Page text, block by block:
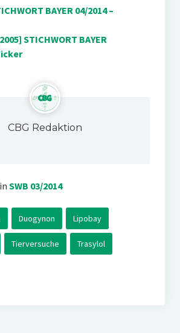
BAYER 04/2014 –
STICHWORT BAYER
CBG Redaktion
SWB 03/2014
Duogynon Lipobay
Tierversuche Trasylol